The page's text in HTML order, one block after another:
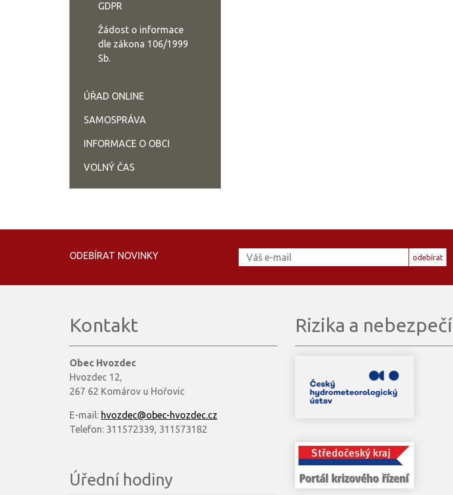
GDPR
Žádost o informace
dle zákona 106/1999
Sb.
ÚŘAD ONLINE
SAMOSPRÁVA
INFORMACE O OBCI
VOLNÝ ČAS
ODEBÍRAT NOVINKY odebírat
Kontakt
Obec Hvozdec
Hvozdec 12,
267 62 Komárov u Hořovic
E-mail: hvozdec@obec-hvozdec.cz
Telefon: 311572339, 311573182
Úřední hodiny
Rizika a nebezpečí